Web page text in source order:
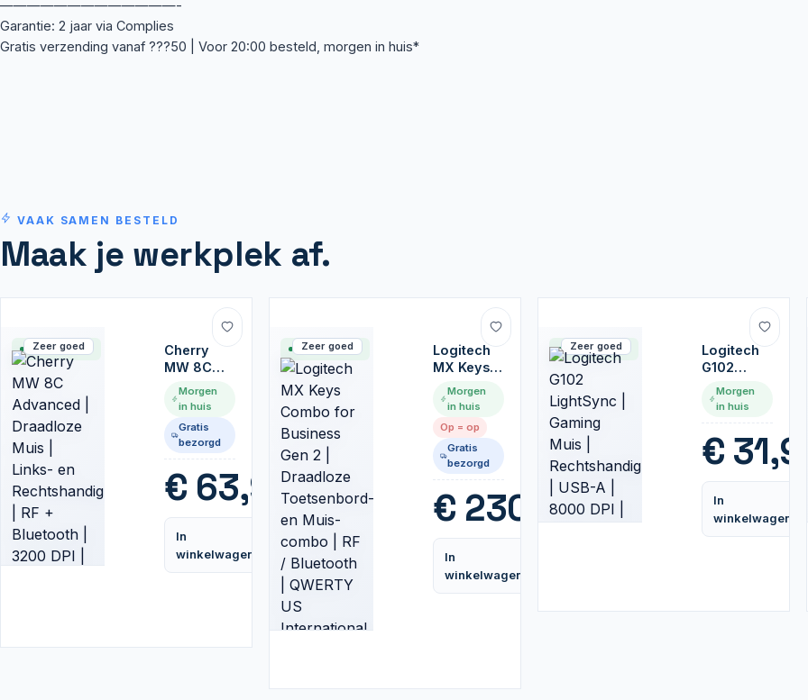
—————————————-
Garantie: 2 jaar via Complies
Gratis verzending vanaf ???50 | Voor 20:00 besteld, morgen in huis*
VAAK SAMEN BESTELD
Maak je werkplek af.
Op voorraad
Zeer goed
Cherry
MW 8C
Advanced
Muis |
Links- en
Rechtshandig
| RF +
Bluetooth
| 3200 DPI
Zwart/Grijs
Morgen
in huis
Gratis
bezorgd
€ 63,95
In
winkelwagen
Vergelijk
Op voorraad
Zeer goed
Logitech
MX Keys
Combo
for
Gen 2 |
Draadloze
Toetsenbord-
combo |
RF /
Bluetooth
| QWERTY
US
International
Morgen
in huis
Op = op
Gratis
bezorgd
€ 230,99
In
winkelwagen
Op voorraad
Zeer goed
Logitech
G102
LightSync
| Gaming
Rechtshandig
| USB-A |
8000 DPI |
Wit
Morgen
in huis
€
In
winkelwagen